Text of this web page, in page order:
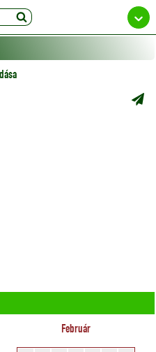
Február